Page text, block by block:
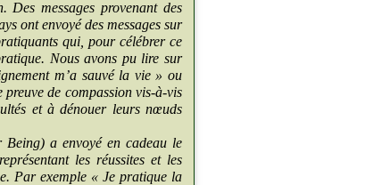
messages provenant des
ont envoyé des messages sur
qui, pour célébrer ce
Nous avons pu lire sur
m’a sauvé la vie » ou
de compassion vis-à-vis
et à dénouer leurs nœuds
a envoyé en cadeau le
les réussites et les
Par exemple « Je pratique la